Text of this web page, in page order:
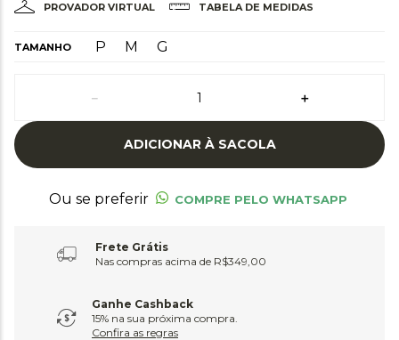
PROVADOR VIRTUAL TABELA DE MEDIDAS
TAMANHO G
M
P
＋
－
ADICIONAR À SACOLA
Ou se preferir COMPRE PELO WHATSAPP
Frete Grátis
Nas compras acima de R$349,00
Ganhe Cashback
15% na sua próxima compra.
Confira as regras